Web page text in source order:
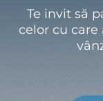
Te invit să
celor cu